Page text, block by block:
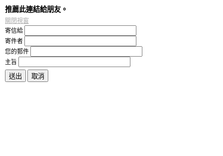
推薦此連結給朋友。
關閉視窗
寄信給
寄件者
您的郵件
主旨
送出 取消